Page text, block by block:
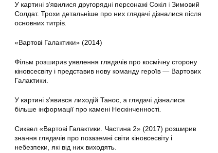
У картині з’явилися другорядні персонажі Сокіл і Зимовий
Солдат. Трохи детальніше про них глядачі дізналися після
основних титрів.
«Вартові Галактики» (2014)
Фільм розширив уявлення глядачів про космічну сторону
кіновсесвіту і представив нову команду героїв — Вартових
Галактики.
У картині з’явився лиходій Танос, а глядачі дізналися
більше інформації про камені Нескінченності.
Сиквел «Вартові Галактики. Частина 2» (2017) розширив
знання глядачів про позаземні світи кіновсесвіту і
небезпеки, які від них виходять.